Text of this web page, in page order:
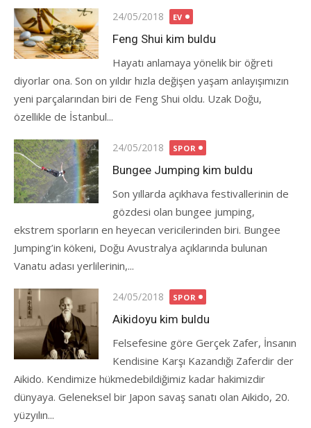
Posted
on
24/05/2018 EV
Feng Shui kim buldu
Hayatı anlamaya yönelik bir öğreti
diyorlar ona. Son on yıldır hızla değişen yaşam anlayışımızın
yeni parçalarından biri de Feng Shui oldu. Uzak Doğu,
özellikle de İstanbul...
Posted
on
24/05/2018 SPOR
Bungee Jumping kim buldu
Son yıllarda açıkhava festivallerinin de
gözdesi olan bungee jumping,
ekstrem sporların en heyecan vericilerinden biri. Bungee
Jumping’in kökeni, Doğu Avustralya açıklarında bulunan
Vanatu adası yerlilerinin,...
Posted
on
24/05/2018 SPOR
Aikidoyu kim buldu
Felsefesine göre Gerçek Zafer, İnsanın
Kendisine Karşı Kazandığı Zaferdir der
Aikido. Kendimize hükmedebildiğimiz kadar hakimizdir
dünyaya. Geleneksel bir Japon savaş sanatı olan Aikido, 20.
yüzyılın...